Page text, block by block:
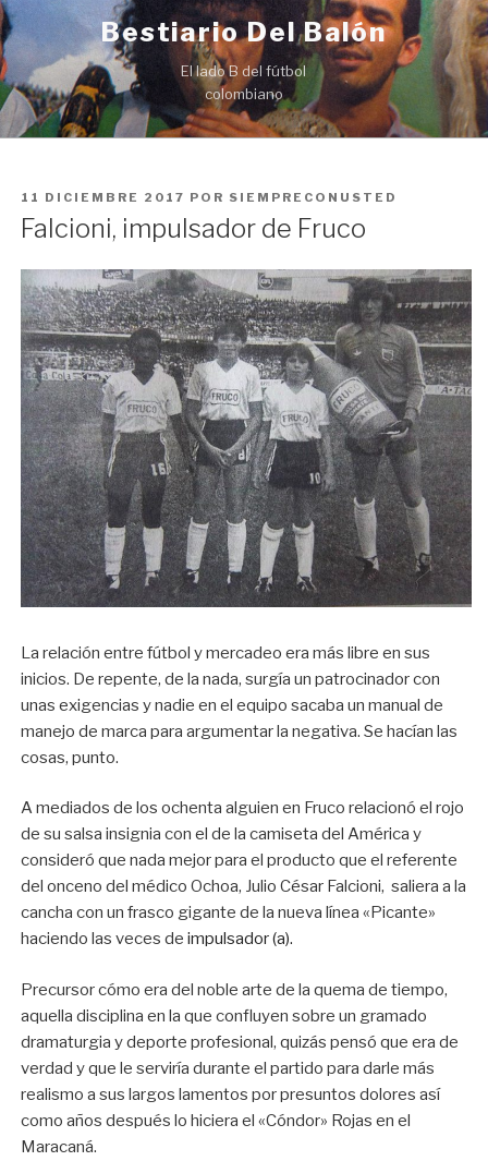
Ir
al
contenido
Bestiario Del Balón
El lado B del fútbol
colombiano
PUBLICADO
EN
11 DICIEMBRE 2017 POR SIEMPRECONUSTED
Falcioni, impulsador de Fruco
La relación entre fútbol y mercadeo era más libre en sus
inicios. De repente, de la nada, surgía un patrocinador con
unas exigencias y nadie en el equipo sacaba un manual de
manejo de marca para argumentar la negativa. Se hacían las
cosas, punto.
A mediados de los ochenta alguien en Fruco relacionó el rojo
de su salsa insignia con el de la camiseta del América y
consideró que nada mejor para el producto que el referente
del onceno del médico Ochoa, Julio César Falcioni, saliera a la
cancha con un frasco gigante de la nueva línea «Picante»
haciendo las veces deimpulsador (a).
Precursor cómo era del noble arte de la quema de tiempo,
aquella disciplina en la que confluyen sobre un gramado
dramaturgia y deporte profesional, quizás pensó que era de
verdad y que le serviría durante el partido para darle más
realismo a sus largos lamentos por presuntos dolores así
como años después lo hiciera el «Cóndor» Rojas en el
Maracaná.